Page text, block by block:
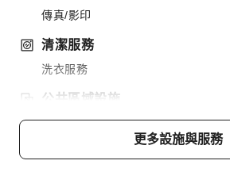
傳真/影印
清潔服務
洗衣服務
公共區域設施
公共區域wifi
更多設施與服務